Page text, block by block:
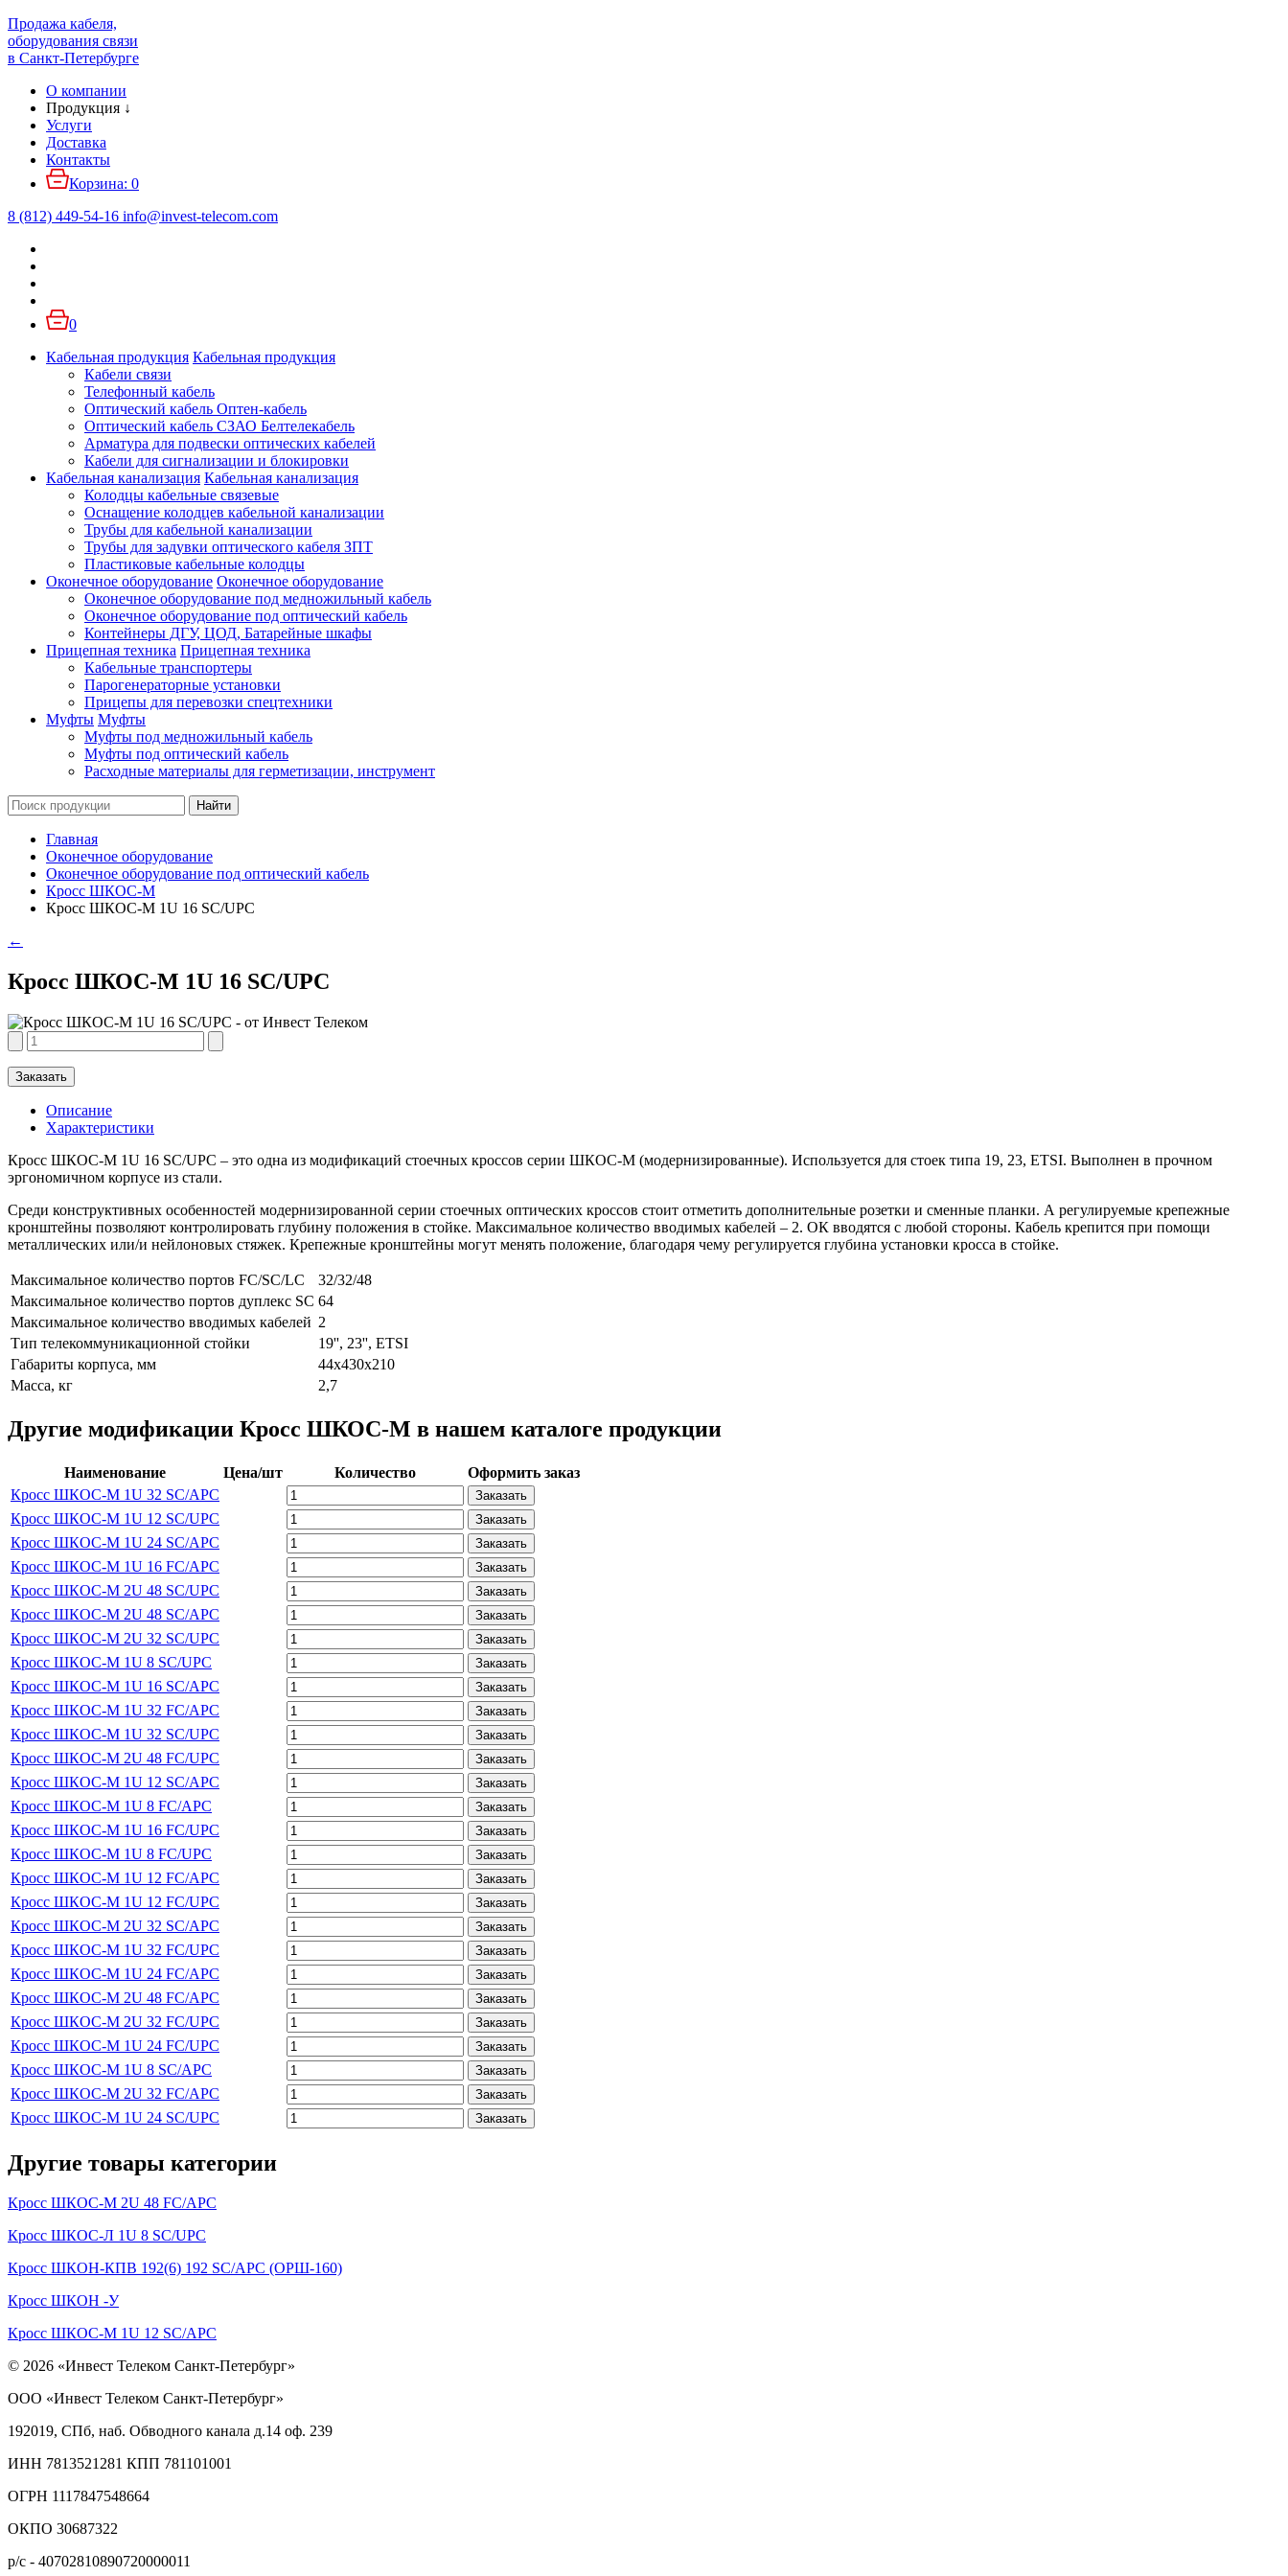
Продажа кабеля,
оборудования связи
в Санкт-Петербурге
О компании
Продукция ↓
Услуги
Доставка
Контакты
Корзина: 0
8 (812) 449-54-16 info@invest-telecom.com
0
Кабельная продукция Кабельная продукция
Кабели связи
Телефонный кабель
Оптический кабель Оптен-кабель
Оптический кабель СЗАО Белтелекабель
Арматура для подвески оптических кабелей
Кабели для сигнализации и блокировки
Кабельная канализация Кабельная канализация
Колодцы кабельные связевые
Оснащение колодцев кабельной канализации
Трубы для кабельной канализации
Трубы для задувки оптического кабеля ЗПТ
Пластиковые кабельные колодцы
Оконечное оборудование Оконечное оборудование
Оконечное оборудование под медножильный кабель
Оконечное оборудование под оптический кабель
Контейнеры ДГУ, ЦОД, Батарейные шкафы
Прицепная техника Прицепная техника
Кабельные транспортеры
Парогенераторные установки
Прицепы для перевозки спецтехники
Муфты Муфты
Муфты под медножильный кабель
Муфты под оптический кабель
Расходные материалы для герметизации, инструмент
Главная
Оконечное оборудование
Оконечное оборудование под оптический кабель
Кросс ШКОС-М
Кросс ШКОС-М 1U 16 SC/UPC
←
Кросс ШКОС-М 1U 16 SC/UPC
Заказать
Описание
Характеристики
Кросс ШКОС-М 1U 16 SC/UPC – это одна из модификаций стоечных кроссов серии ШКОС-М (модернизированные). Используется для стоек типа 19, 23, ETSI. Выполнен в прочном
эргономичном корпусе из стали.
Среди конструктивных особенностей модернизированной серии стоечных оптических кроссов стоит отметить дополнительные розетки и сменные планки. А регулируемые крепежные
кронштейны позволяют контролировать глубину положения в стойке. Максимальное количество вводимых кабелей – 2. ОК вводятся с любой стороны. Кабель крепится при помощи
металлических или/и нейлоновых стяжек. Крепежные кронштейны могут менять положение, благодаря чему регулируется глубина установки кросса в стойке.
Максимальное количество портов FC/SC/LC
32/32/48
Максимальное количество портов дуплекс SC 64
Максимальное количество вводимых кабелей 2
Тип телекоммуникационной стойки
19'', 23'', ETSI
Габариты корпуса, мм
44х430х210
Масса, кг
2,7
Другие модификации Кросс ШКОС-М в нашем каталоге продукции
Наименование Цена/шт Количество
Оформить заказ
Кросс ШКОС-М 1U 32 SC/APC
Заказать
Кросс ШКОС-М 1U 12 SC/UPC Заказать
Кросс ШКОС-М 1U 24 SC/APC Заказать
Кросс ШКОС-М 1U 16 FC/APC Заказать
Кросс ШКОС-М 2U 48 SC/UPC Заказать
Кросс ШКОС-М 2U 48 SC/APC Заказать
Кросс ШКОС-М 2U 32 SC/UPC Заказать
Кросс ШКОС-М 1U 8 SC/UPC Заказать
Кросс ШКОС-М 1U 16 SC/APC Заказать
Кросс ШКОС-М 1U 32 FC/APC Заказать
Кросс ШКОС-М 1U 32 SC/UPC Заказать
Кросс ШКОС-М 2U 48 FC/UPC Заказать
Кросс ШКОС-М 1U 12 SC/APC Заказать
Кросс ШКОС-М 1U 8 FC/APC Заказать
Кросс ШКОС-М 1U 16 FC/UPC Заказать
Кросс ШКОС-М 1U 8 FC/UPC Заказать
Кросс ШКОС-М 1U 12 FC/APC Заказать
Кросс ШКОС-М 1U 12 FC/UPC Заказать
Кросс ШКОС-М 2U 32 SC/APC Заказать
Кросс ШКОС-М 1U 32 FC/UPC Заказать
Кросс ШКОС-М 1U 24 FC/APC Заказать
Кросс ШКОС-М 2U 48 FC/APC Заказать
Кросс ШКОС-М 2U 32 FC/UPC Заказать
Кросс ШКОС-М 1U 24 FC/UPC Заказать
Кросс ШКОС-М 1U 8 SC/APC Заказать
Кросс ШКОС-М 2U 32 FC/APC Заказать
Кросс ШКОС-М 1U 24 SC/UPC Заказать
Другие товары категории
Кросс ШКОС-М 2U 48 FC/APC
Кросс ШКОС-Л 1U 8 SC/UPC
Кросс ШКОН-КПВ 192(6) 192 SC/APC (ОРШ-160)
Кросс ШКОН -У
Кросс ШКОС-М 1U 12 SC/APC
© 2026 «Инвест Телеком Санкт-Петербург»
ООО «Инвест Телеком Санкт-Петербург»
192019, СПб, наб. Обводного канала д.14 оф. 239
ИНН 7813521281 КПП 781101001
ОГРН 1117847548664
ОКПО 30687322
р/с - 40702810890720000011